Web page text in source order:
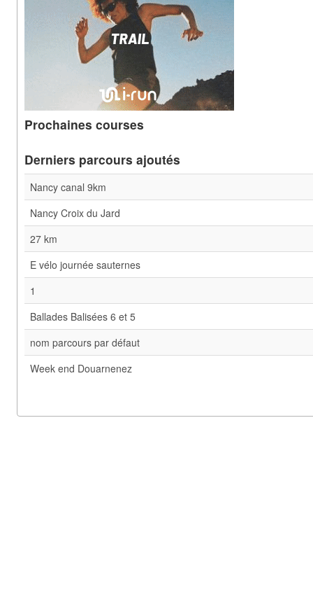
Prochaines courses
Derniers parcours ajoutés
Nancy canal 9km
Nancy Croix du Jard
27 km
E vélo journée sauternes
1
Ballades Balisées 6 et 5
nom parcours par défaut
Week end Douarnenez